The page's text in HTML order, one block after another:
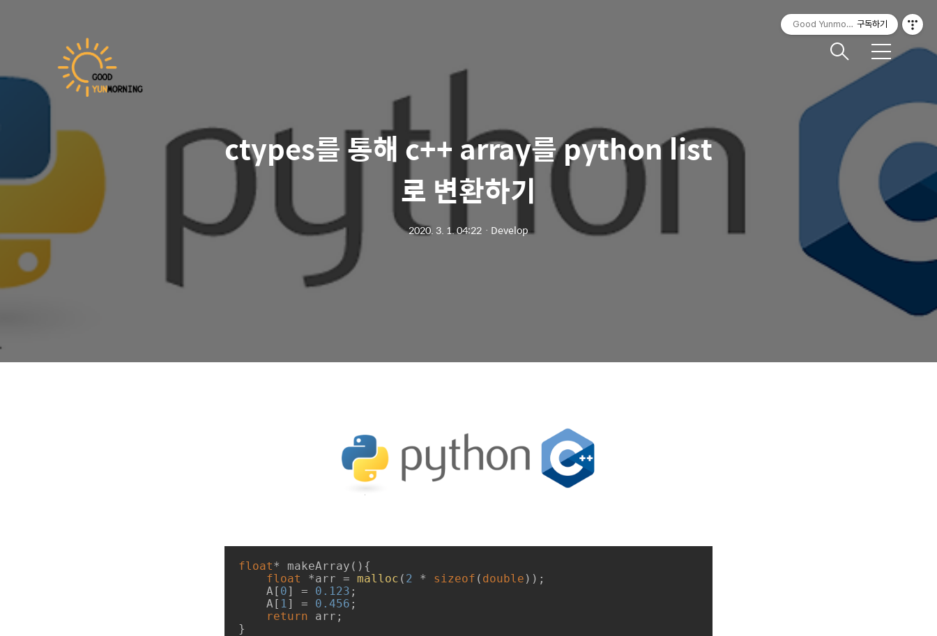
메
뉴
ctypes를 통해 c++ array를 python list
로 변환하기
2020. 3. 1. 04:22 ㆍ Develop
float* makeArray () {
float
*arr = malloc ( 2 * sizeof ( double ));
    A[
0] = 0.123 ;
    A[
1] = 0.456 ;
return arr;
}
Good Yunmorning구독하기